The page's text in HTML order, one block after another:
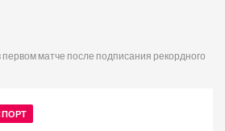
первом матче после подписания рекордного